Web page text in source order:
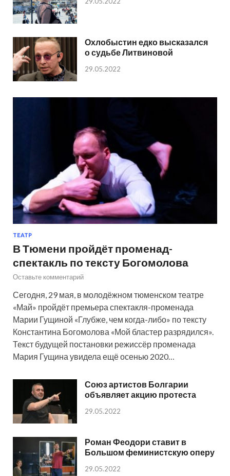
Охлобыстин едко высказался
о судьбе Литвиновой
29.05.2022
ТЕАТР
В Тюмени пройдёт променад-
спектакль по тексту Богомолова
Оставьте комментарий
Сегодня, 29 мая, в молодёжном тюменском театре
«Май» пройдёт премьера спектакля-променада
Марии Гущиной «Глубже, чем когда-либо» по тексту
Константина Богомолова «Мой бластер разрядился».
Текст будущей постановки режиссёр променада
Мария Гущина увидела ещё осенью 2020…
Союз артистов Болгарии
объявляет акцию протеста
29.05.2022
Роман Феодори ставит в
Большом феминистскую оперу
29.05.2022